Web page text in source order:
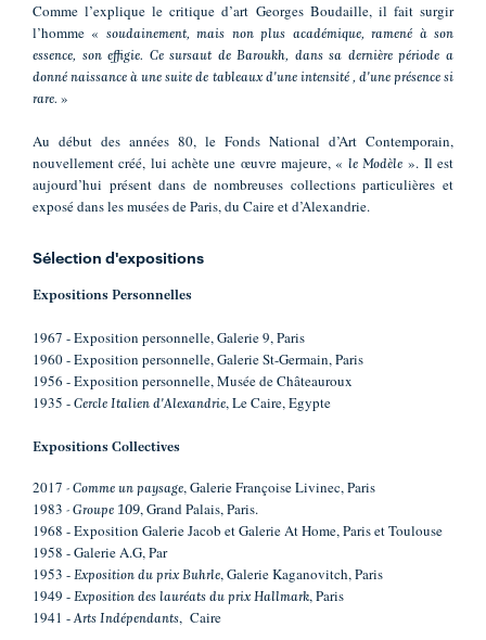
Comme l’explique le critique d’art Georges Boudaille, il fait surgir
l’homme «
soudainement, mais non plus académique, ramené à son
essence, son effigie. Ce sursaut de Baroukh, dans sa dernière période a
donné naissance à une suite de tableaux d'une intensité , d'une présence si
rare. »
Au début des années 80, le Fonds National d’Art Contemporain,
nouvellement créé, lui achète une œuvre majeure, « le Modèle ». Il est
aujourd’hui présent dans de nombreuses collections particulières et
exposé dans les musées de Paris, du Caire et d’Alexandrie.
Sélection d'expositions
Expositions Personnelles
1967 - Exposition personnelle, Galerie 9, Paris
1960 - Exposition personnelle, Galerie St-Germain, Paris
1956 - Exposition personnelle, Musée de Châteauroux
1935 - Cercle Italien d'Alexandrie, Le Caire, Egypte
Expositions Collectives
2017 - Comme un paysage, Galerie Françoise Livinec, Paris
1983 - Groupe 109, Grand Palais, Paris.
1968 - Exposition Galerie Jacob et Galerie At Home, Paris et Toulouse
1958 - Galerie A.G, Par
1953 - Exposition du prix Buhrle, Galerie Kaganovitch, Paris
1949 - Exposition des lauréats du prix Hallmark, Paris
1941 -Arts Indépendants, Caire